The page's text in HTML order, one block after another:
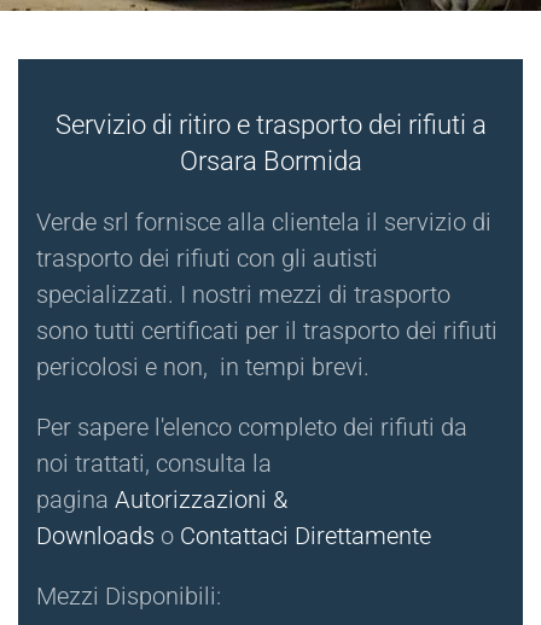
Servizio di ritiro e trasporto dei rifiuti a
Orsara Bormida
Verde srl fornisce alla clientela il servizio di
trasporto dei rifiuti con gli autisti
specializzati. I nostri mezzi di trasporto
sono tutti certificati per il trasporto dei rifiuti
pericolosi e non, in tempi brevi.
Per sapere l'elenco completo dei rifiuti da
noi trattati, consulta la
pagina Autorizzazioni &
Downloads o Contattaci Direttamente
Mezzi Disponibili: